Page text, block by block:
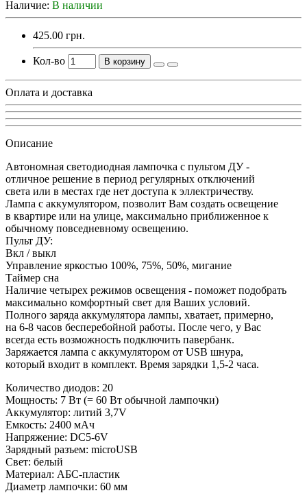
Наличие: В наличии
425.00 грн.
Кол-во В корзину
Оплата и доставка
Описание
Автономная светодиодная лампочка с пультом ДУ -
отличное решение в период регулярных отключений
света или в местах где нет доступа к эллектричеству.
Лампа с аккумулятором, позволит Вам создать освещение
в квартире или на улице, максимально приближенное к
обычному повседневному освещению.
Пульт ДУ:
Вкл / выкл
Управление яркостью 100%, 75%, 50%, мигание
Таймер сна
Наличие четырех режимов освещения - поможет подобрать
максимально комфортный свет для Ваших условий.
Полного заряда аккумулятора лампы, хватает, примерно,
на 6-8 часов бесперебойной работы. После чего, у Вас
всегда есть возможность подключить павербанк.
Заряжается лампа с аккумулятором от USB шнура,
который входит в комплект. Время зарядки 1,5-2 часа.
Количество диодов: 20
Мощность: 7 Вт (= 60 Вт обычной лампочки)
Аккумулятор: литий 3,7V
Емкость: 2400 мАч
Напряжение: DC5-6V
Зарядный разъем: microUSB
Свет: белый
Материал: АБС-пластик
Диаметр лампочки: 60 мм